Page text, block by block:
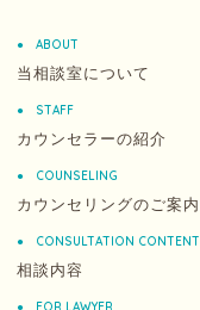
ABOUT
当相談室について
STAFF
カウンセラーの紹介
COUNSELING
カウンセリングのご案内
CONSULTATION CONTENT
相談内容